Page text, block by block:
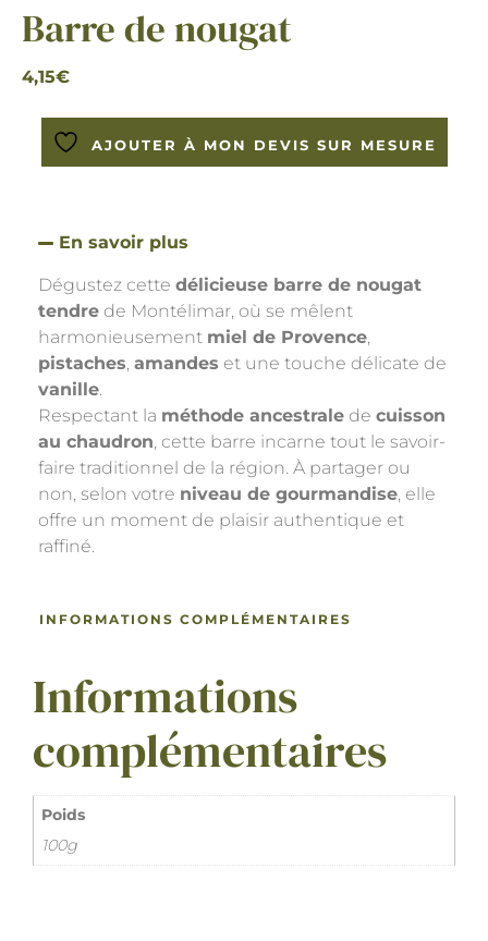
Barre de nougat
4,15€
AJOUTER À MON DEVIS SUR MESURE
En savoir plus
Dégustez cette délicieuse barre de nougat
tendre de Montélimar, où se mêlent
harmonieusement miel de Provence,
pistaches, amandes et une touche délicate de
vanille.
Respectant la méthode ancestrale de cuisson
au chaudron, cette barre incarne tout le savoir-
faire traditionnel de la région. À partager ou
non, selon votre niveau de gourmandise, elle
offre un moment de plaisir authentique et
raffiné.
INFORMATIONS COMPLÉMENTAIRES
Informations
complémentaires
Poids
100g